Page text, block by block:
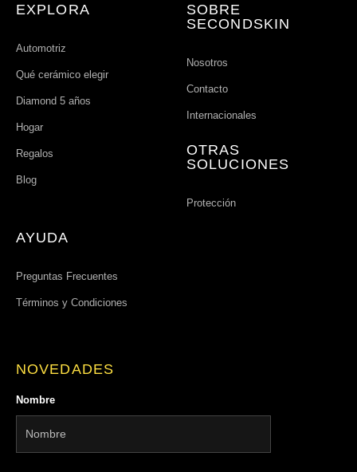
EXPLORA
Automotriz
Qué cerámico elegir
Diamond 5 años
Hogar
Regalos
Blog
SOBRE
SECONDSKIN
Nosotros
Contacto
Internacionales
OTRAS
SOLUCIONES
Protección
AYUDA
Preguntas Frecuentes
Términos y Condiciones
NOVEDADES
Nombre